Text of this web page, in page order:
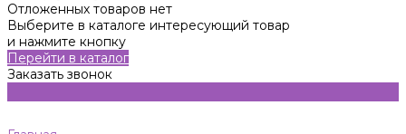
Отложенных товаров нет
Выберите в каталоге интересующий товар
и нажмите кнопку
Перейти в каталог
Заказать звонок